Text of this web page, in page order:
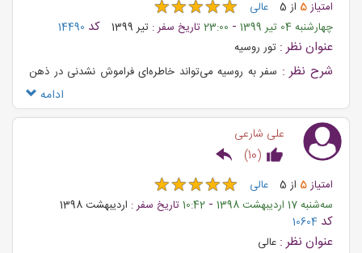
امتیاز5 از 5 عالی ★★★★★
★★★★★
چهارشنبه 04 تیر 1399 -
23:00تاریخ سفر : تیر 1399 کد 14490
عنوان نظر : تور روسیه
شرح نظر : سفر به روسیه می‌تواند خاطره‌ای فراموش نشدنی در ذهن
ادامه
علی شارعی
(
10
)
امتیاز5 از 5 عالی ★★★★★
★★★★★
ﺳﻪشنبه 17 اردیبهشت 1398 -
10:42تاریخ سفر : اردیبهشت 1398
کد 10604
عنوان نظر : عالی